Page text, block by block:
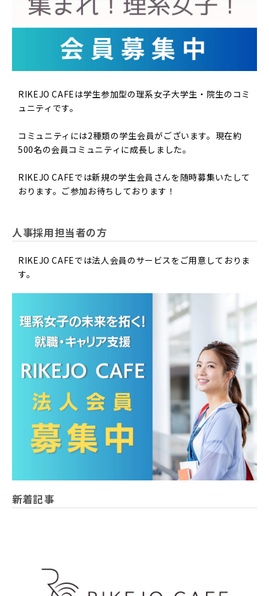
RIKEJO CAFEは学生参加型の理系女子大学生・院生のコミ
ュニティです。
コミュニティには2種類の学生会員がございます。現在約
500名の会員コミュニティに成長しました。
RIKEJO CAFEでは新規の学生会員さんを随時募集いたして
おります。ご参加お待ちしております！
人事採用担当者の方
RIKEJO CAFEでは法人会員のサービスをご用意しておりま
す。
新着記事